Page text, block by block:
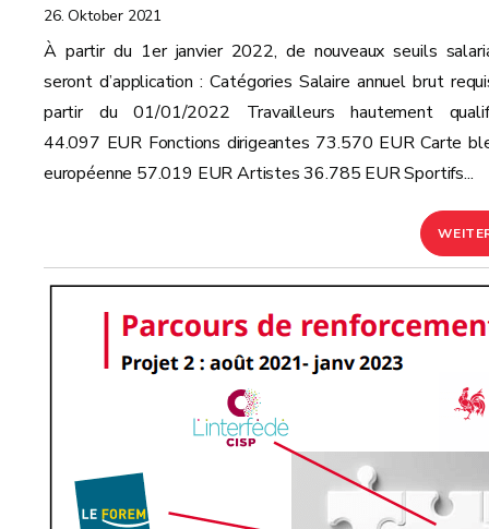
26. Oktober 2021
À partir du 1er janvier 2022, de nouveaux seuils
seront d’application : Catégories Salaire annuel brut
partir du 01/01/2022 Travailleurs hautement
44.097 EUR Fonctions dirigeantes 73.570 EUR Carte
européenne 57.019 EUR Artistes 36.785 EUR Sportifs...